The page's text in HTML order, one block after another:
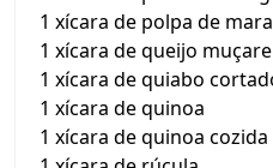
1 xícara de polpa de
1 xícara de queijo
1 xícara de quiabo
1 xícara de quinoa
1 xícara de quinoa cozida